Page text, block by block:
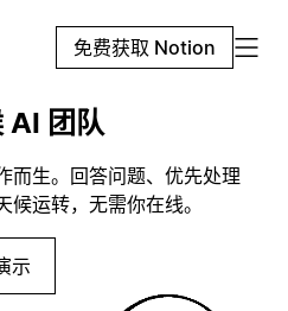
免费获取 Notion
AI 团队
而生。回答问题、优先处理
运转，无需你在线。
示